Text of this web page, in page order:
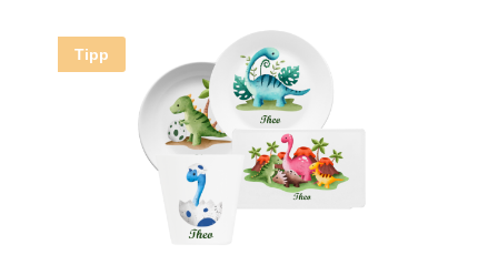
Tipp